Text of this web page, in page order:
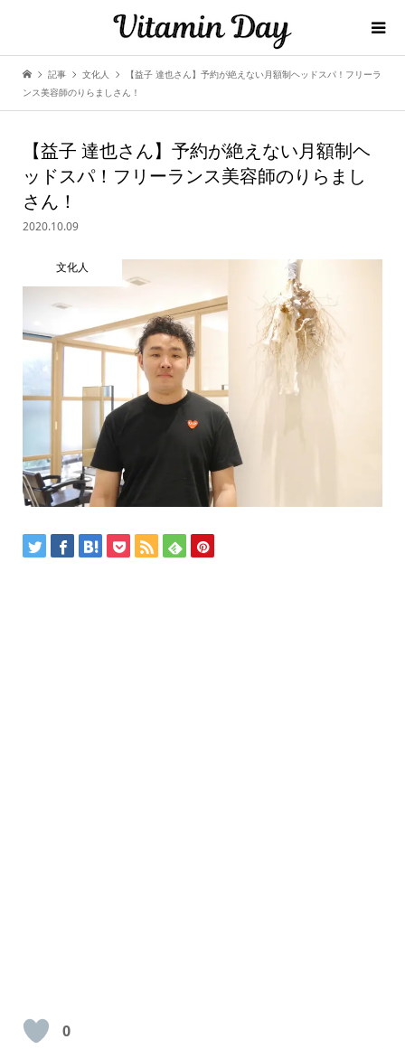
記事 文化人
【益子 達也さん】予約が絶えない月額制ヘッドスパ！フリーラ
ンス美容師のりらましさん！
【益子 達也さん】予約が絶えない月額制ヘ
ッドスパ！フリーランス美容師のりらまし
さん！
2020.10.09
文化人
0